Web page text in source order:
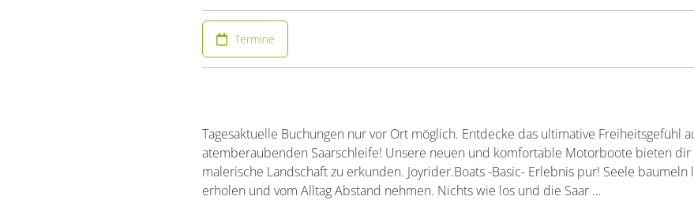
Termine
Tagesaktuelle Buchungen nur vor Ort möglich. Entdecke das ultimative Freiheitsgefühl
atemberaubenden Saarschleife! Unsere neuen und komfortable Motorboote bieten
malerische Landschaft zu erkunden. Joyrider.Boats -Basic- Erlebnis pur! Seele baumeln
erholen und vom Alltag Abstand nehmen. Nichts wie los und die Saar …